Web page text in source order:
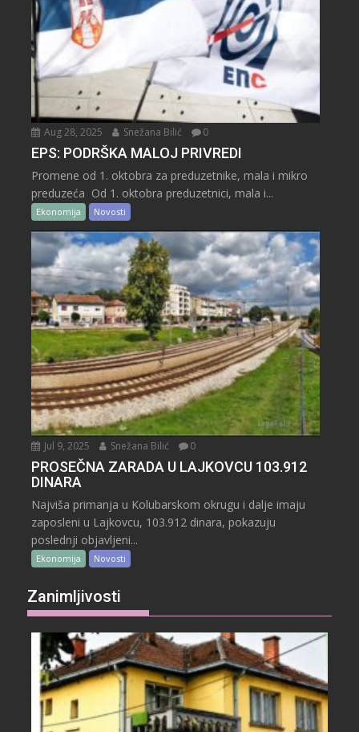
Aug 28, 2025 Snežana Bilić 0
EPS: PODRŠKA MALOJ PRIVREDI
Promene od 1. oktobra za preduzetnike, mala i mikro
preduzeća Od 1. oktobra preduzetnici, mala i...
Ekonomija Novosti
Jul 9, 2025 Snežana Bilić 0
PROSEČNA ZARADA U LAJKOVCU 103.912
DINARA
Najviša primanja u Kolubarskom okrugu i dalje imaju
zaposleni u Lajkovcu, 103.912 dinara, pokazuju
poslednji objavljeni...
Ekonomija Novosti
Zanimljivosti